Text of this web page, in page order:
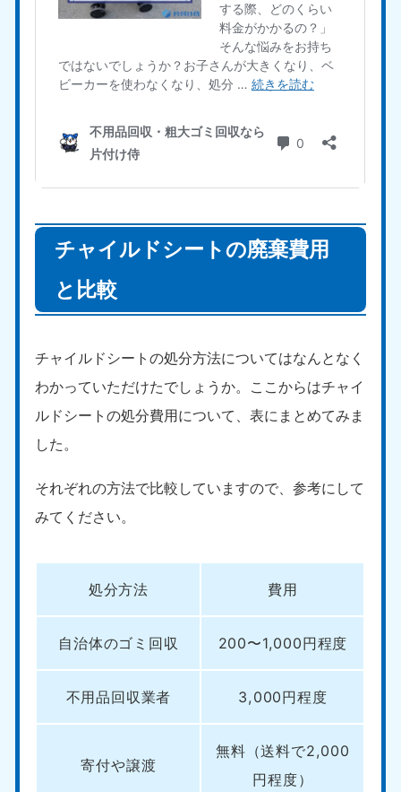
チャイルドシートの廃棄費用
と比較
チャイルドシートの処分方法についてはなんとなく
わかっていただけたでしょうか。ここからはチャイ
ルドシートの処分費用について、表にまとめてみま
した。
それぞれの方法で比較していますので、参考にして
みてください。
処分方法 費用
自治体のゴミ回収 200〜1,000円程度
不用品回収業者 3,000円程度
寄付や譲渡
無料（送料で2,000
円程度）